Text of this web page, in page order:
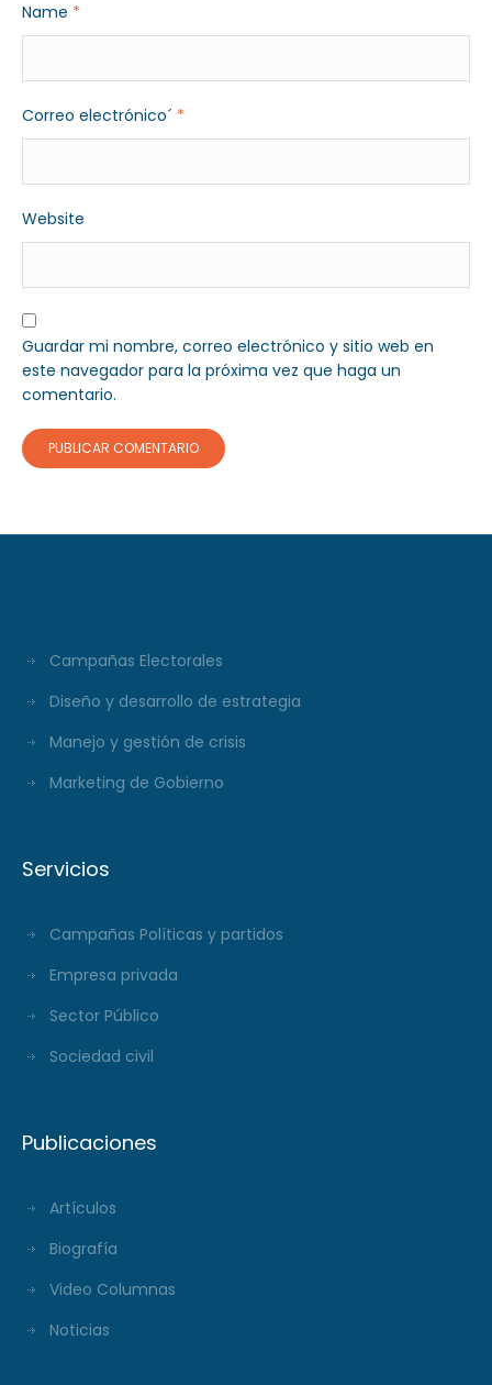
Name *
Correo electrónico´ *
Website
Guardar mi nombre, correo electrónico y sitio web en
este navegador para la próxima vez que haga un
comentario.
Campañas Electorales
Diseño y desarrollo de estrategia
Manejo y gestión de crisis
Marketing de Gobierno
Servicios
Campañas Políticas y partidos
Empresa privada
Sector Público
Sociedad civil
Publicaciones
Artículos
Biografía
Video Columnas
Noticias